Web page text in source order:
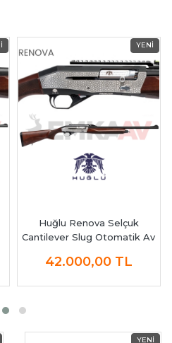
Huğlu Renova Selçuk
Cantilever Slug Otomatik Av
42.000,00 TL